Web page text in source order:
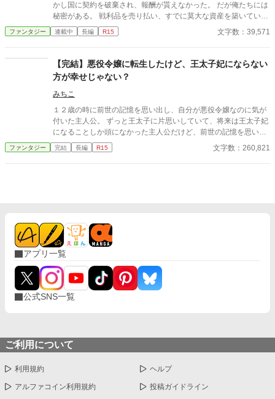
かし国に契約を破棄され、報酬が貰えなかった。 だが俺たちには
秘密がある。 戦利品を売り払い、すでに莫大な資産を築いていた
のだ。 その莫大な資金を元手に、静かに暮らそうと王都に戻る途
中、盗賊に襲われていた一台の馬車を救出する。 乗っていたのは
なってしまった。 だが、そこは誰も住んでいない『呪われた地』
と云われる辺境の魔境。 ……いいじゃん！ 誰もいないなんて好
都合！ 悠々自適に暮らそうと意気込む俺だったが、行きの馬車に
隠れていたのは、なんと先ほど助けた王女様！？ どうやら王城で
酷い扱いを受けていた彼女は、城を捨てて俺についてきたらし
い。 王女様は命を狙われており、戻れば殺されるらしい。 ならば
一緒に連れて行くしかあるまい。 資金もあるし、誰も居ない領地
も貰えて好き勝手できる。 これって最高なのでは？ ※マルチ投稿
しています。
ファンタジー 連載中 長編 R15 文字数：39,571
【完結】悪役令嬢に転生したけど、王太子妃にならない
方が幸せじゃない？
みちこ
１２歳の時に前世の記憶を思い出し、自分が悪役令嬢なのに気が
付いた主人公。 ずっと王太子に片思いしていて、将来は王太子妃
になることしか頭になかった主人公だけど、前世の記憶を思い出
したことで、王太子の何が良かったのか疑問に思うようになる
色々としがらみがある王太子妃になるより、このまま公爵家の娘
ファンタジー 完結 長編 R15 文字数：260,821
アプリ一覧
公式SNS一覧
ご利用について
利用規約 ヘルプ
アルファコイン利用規約 投稿ガイドライン